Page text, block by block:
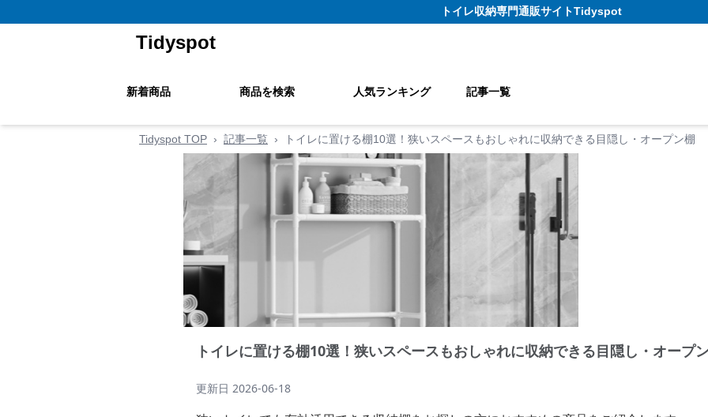
トイレ収納専門通販サイトTidyspot
Tidyspot
新着商品 商品を検索 人気ランキング 記事一覧
Tidyspot TOP › 記事一覧 › トイレに置ける棚10選！狭いスペースもおしゃれに収納できる目隠し・オープン棚
トイレに置ける棚10選！狭いスペースもおしゃれに収納できる目隠し・オープ
更新日 2026-06-18